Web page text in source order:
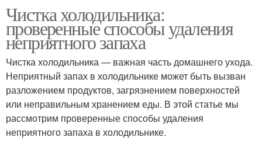
Чистка холодильника:
проверенные способы удаления
неприятного запаха
Чистка холодильника — важная часть домашнего ухода.
Неприятный запах в холодильнике может быть вызван
разложением продуктов, загрязнением поверхностей
или неправильным хранением еды. В этой статье мы
рассмотрим проверенные способы удаления
неприятного запаха в холодильнике.